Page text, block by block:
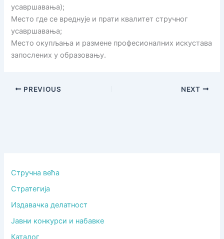
усавршавања);
Место где се вреднује и прати квалитет стручног
усавршавања;
Место окупљања и размене професионалних искустава
запослених у образовању.
PREVIOUS NEXT
Стручна већа
Стратегија
Издавачка делатност
Јавни конкурси и набавке
Каталог